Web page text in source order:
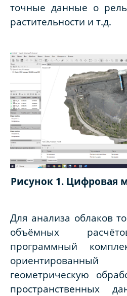
точные данные о
растительности и т.д.
Рисунок 1. Цифровая
Для анализа облаков
объёмных
программный
геометрическую
пространственных